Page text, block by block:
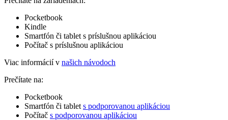
Pocketbook
Kindle
Smartfón či tablet s príslušnou aplikáciou
Počítač s príslušnou aplikáciou
Viac informácií v našich návodoch
Prečítate na:
Pocketbook
Smartfón či tablet s podporovanou aplikáciou
Počítač s podporovanou aplikáciou